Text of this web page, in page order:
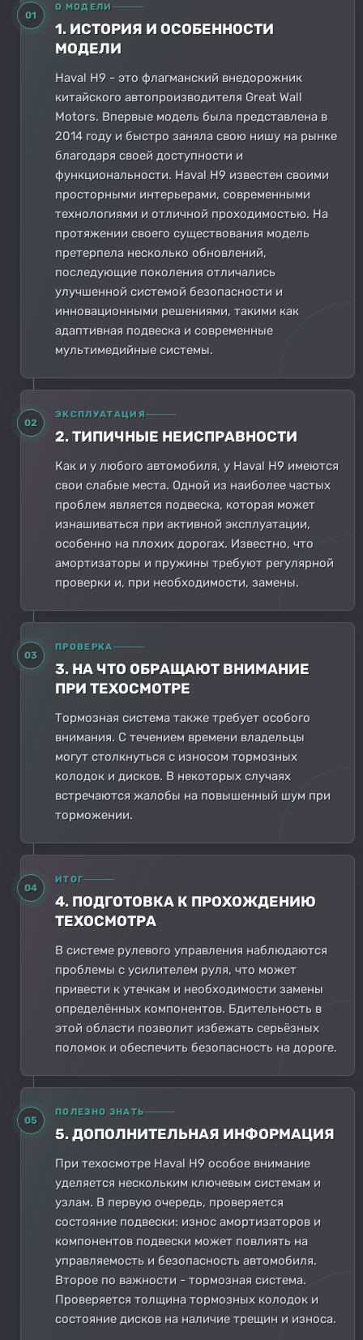
01
О МОДЕЛИ
1. ИСТОРИЯ И ОСОБЕННОСТИ
МОДЕЛИ
Haval H9 - это флагманский внедорожник
китайского автопроизводителя Great Wall
Motors. Впервые модель была представлена в
2014 году и быстро заняла свою нишу на рынке
благодаря своей доступности и
функциональности. Haval H9 известен своими
просторными интерьерами, современными
технологиями и отличной проходимостью. На
протяжении своего существования модель
претерпела несколько обновлений,
последующие поколения отличались
улучшенной системой безопасности и
инновационными решениями, такими как
адаптивная подвеска и современные
мультимедийные системы.
02
ЭКСПЛУАТАЦИЯ
2. ТИПИЧНЫЕ НЕИСПРАВНОСТИ
Как и у любого автомобиля, у Haval H9 имеются
свои слабые места. Одной из наиболее частых
проблем является подвеска, которая может
изнашиваться при активной эксплуатации,
особенно на плохих дорогах. Известно, что
амортизаторы и пружины требуют регулярной
проверки и, при необходимости, замены.
03
ПРОВЕРКА
3. НА ЧТО ОБРАЩАЮТ ВНИМАНИЕ
ПРИ ТЕХОСМОТРЕ
Тормозная система также требует особого
внимания. С течением времени владельцы
могут столкнуться с износом тормозных
колодок и дисков. В некоторых случаях
встречаются жалобы на повышенный шум при
торможении.
04
ИТОГ
4. ПОДГОТОВКА К ПРОХОЖДЕНИЮ
ТЕХОСМОТРА
В системе рулевого управления наблюдаются
проблемы с усилителем руля, что может
привести к утечкам и необходимости замены
определённых компонентов. Бдительность в
этой области позволит избежать серьёзных
поломок и обеспечить безопасность на дороге.
05
ПОЛЕЗНО ЗНАТЬ
5. ДОПОЛНИТЕЛЬНАЯ ИНФОРМАЦИЯ
При техосмотре Haval H9 особое внимание
уделяется нескольким ключевым системам и
узлам. В первую очередь, проверяется
состояние подвески: износ амортизаторов и
компонентов подвески может повлиять на
управляемость и безопасность автомобиля.
Второе по важности - тормозная система.
Проверяется толщина тормозных колодок и
состояние дисков на наличие трещин и износа.